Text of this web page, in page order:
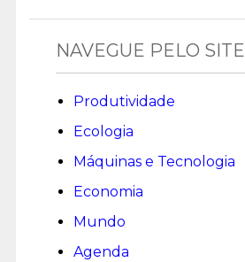
NAVEGUE PELO SITE
Produtividade
Ecologia
Máquinas e Tecnologia
Economia
Mundo
Agenda